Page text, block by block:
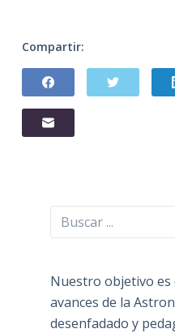
Compartir:
Buscar
Nuestro objetivo es
avances de la
desenfadado y